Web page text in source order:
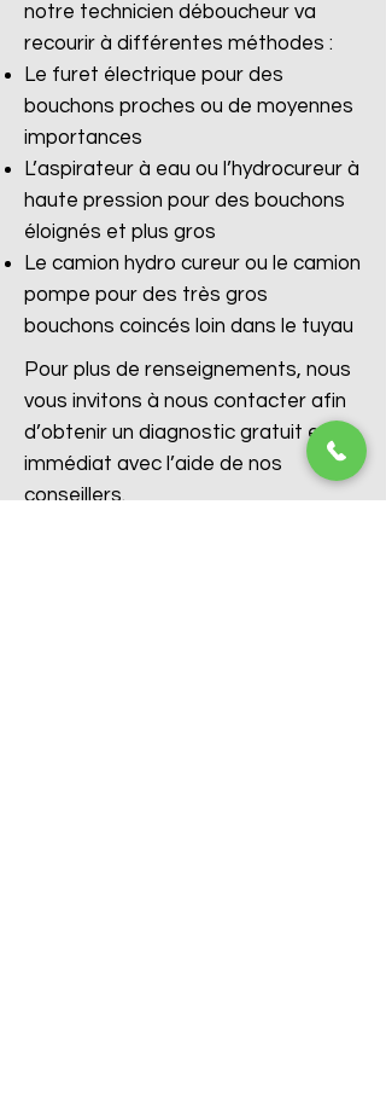
notre technicien déboucheur va
recourir à différentes méthodes :
Le furet électrique pour des
bouchons proches ou de moyennes
importances
L’aspirateur à eau ou l’hydrocureur à
haute pression pour des bouchons
éloignés et plus gros
Le camion hydro cureur ou le camion
pompe pour des très gros
bouchons coincés loin dans le tuyau
Pour plus de renseignements, nous
vous invitons à nous contacter afin
d’obtenir un diagnostic gratuit et
immédiat avec l’aide de nos
conseillers.